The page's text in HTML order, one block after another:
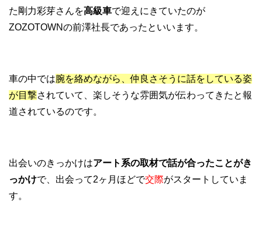
た剛力彩芽さんを高級車で迎えにきていたのが
ZOZOTOWNの前澤社長であったといいます。
車の中では腕を絡めながら、仲良さそうに話をしている姿
が目撃されていて、楽しそうな雰囲気が伝わってきたと報
道されているのです。
出会いのきっかけはアート系の取材で話が合ったことがき
っかけで、出会って2ヶ月ほどで交際がスタートしていま
す。